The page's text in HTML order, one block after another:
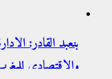
بنعبد القادر:
والاقتصادي